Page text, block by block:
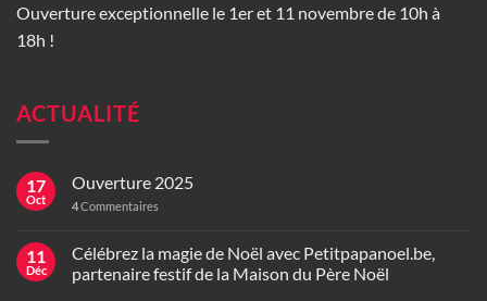
Ouverture exceptionnelle le 1er et 11 novembre de 10h à
18h !
ACTUALITÉ
17
Oct
Ouverture 2025
4Commentaires
11
Déc
Célébrez la magie de Noël avec Petitpapanoel.be,
partenaire festif de la Maison du Père Noël